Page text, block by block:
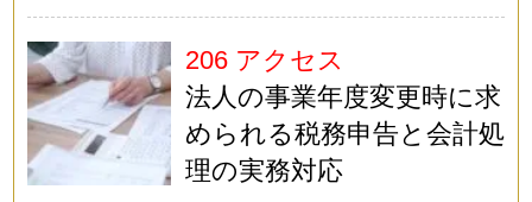
206 アクセス
法人の事業年度変更時に求
められる税務申告と会計処
理の実務対応